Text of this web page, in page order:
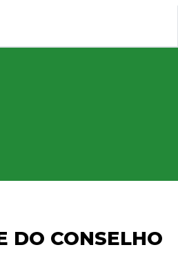
DO CONSELHO